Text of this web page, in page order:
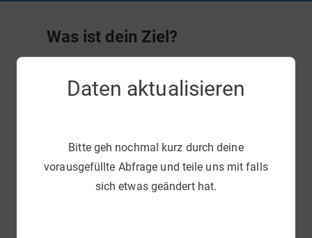
Daten aktualisieren
Bitte geh nochmal kurz durch deine
vorausgefüllte Abfrage und teile uns mit falls
sich etwas geändert hat.
Was ist dein Ziel?
dich anzupassen.